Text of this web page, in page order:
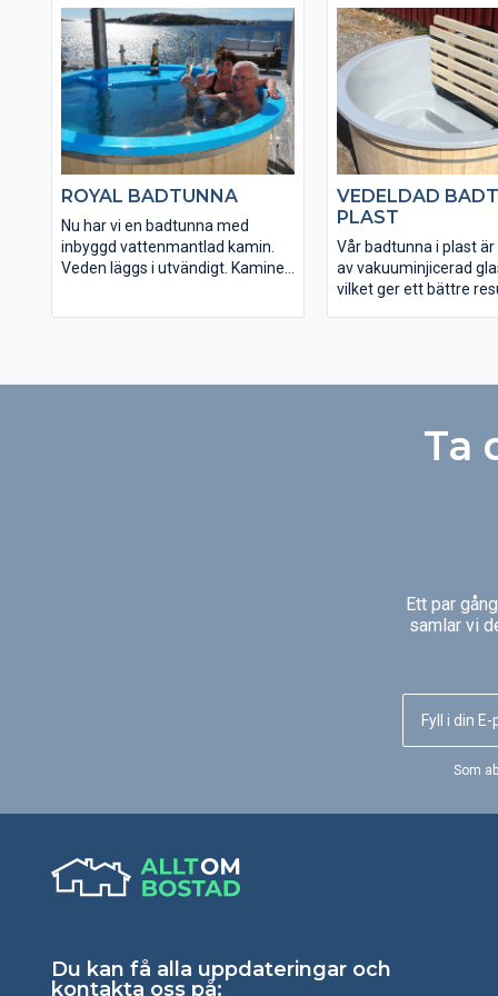
ROYAL BADTUNNA
Nu har vi en badtunna med
inbyggd vattenmantlad kamin.
Veden läggs i utvändigt. Kaminen
VEDELDAD
PLAST
Vår badtunna i plast är
av vakuuminjicerad
vilket ger ett bättre
Ta
Ett par
samlar vi
Som
Du kan få alla uppdateringar och
kontakta oss på: